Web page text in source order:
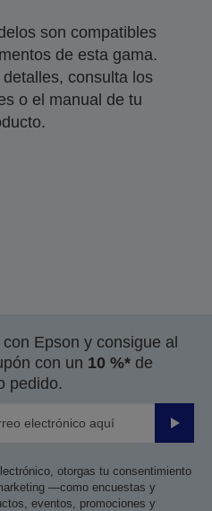
son compatibles
de esta gama.
consulta los
o el manual de tu
Epson y consigue al
con un 10 %* de
pedido.
Enviar
otorgas tu consentimiento
—como encuestas y
eventos, promociones y